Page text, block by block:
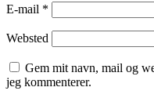
E-mail *
Websted
Gem mit navn, mail og
jeg kommenterer.